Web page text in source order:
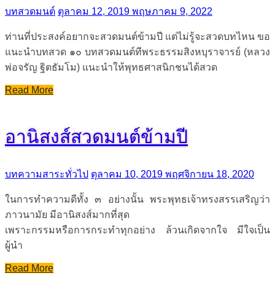
บทสวดมนต์ ตุลาคม 12, 2019 พฤษภาคม 9, 2022
ท่านที่ประสงค์อยากจะสวดมนต์ข้ามปี แต่ไม่รู้จะสวดบทไหน ขอ
แนะนำบทสวด ๑๐ บทสวดมนต์ทีพระธรรมสิงหบุราจารย์ (หลวง
พ่อจรัญ ฐิตธัมโม) แนะนำให้พุทธศาสนิกชนได้สวด
Read More
อานิสงส์สวดมนต์ข้ามปี
บทความสาระทั่วไป ตุลาคม 10, 2019 พฤศจิกายน 18, 2020
ในการทำความดีทั้ง ๓ อย่างนั้น พระพุทธเจ้าทรงสรรเสริญว่า
ภาวนามัย มีอานิสงส์มากที่สุด
เพราะกรรมหรือการกระทำทุกอย่าง ล้วนเกิดจากใจ มีใจเป็น
ผู้นำ
Read More